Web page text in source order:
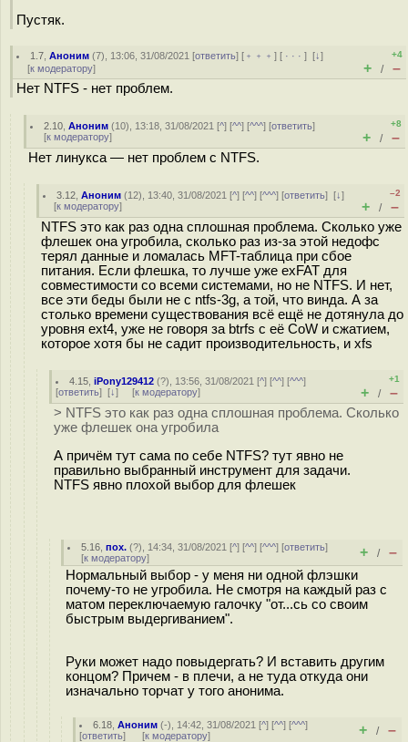
Пустяк.
1.7 ,Аноним (7), 13:06, 31/08/2021 [ответить] [ ﹢﹢﹢] [ · · ·][↓]
[к модератору]
+4
+ / –
Нет NTFS - нет проблем.
2.10 ,Аноним (10), 13:18, 31/08/2021 [^] [^^] [^^^] [ответить]
[к модератору]
+8
+ / –
Нет линукса — нет проблем с NTFS.
3.12 ,Аноним (12), 13:40, 31/08/2021 [^] [^^] [^^^] [ответить][↓]
[к модератору]
–2
+ / –
NTFS это как раз одна сплошная проблема. Сколько уже
флешек она угробила, сколько раз из-за этой недофс
терял данные и ломалась MFT-таблица при сбое
питания. Если флешка, то лучше уже exFAT для
совместимости со всеми системами, но не NTFS. И нет,
все эти беды были не с ntfs-3g, а той, что винда. А за
столько времени существования всё ещё не дотянула до
уровня ext4, уже не говоря за btrfs с её CoW и сжатием,
которое хотя бы не садит производительность, и xfs
4.15 ,iPony129412 (?), 13:56, 31/08/2021 [^] [^^] [^^^]
[ответить] [↓] [к модератору]
+1
+ / –
> NTFS это как раз одна сплошная проблема. Сколько
уже флешек она угробила
А причём тут сама по себе NTFS? тут явно не
правильно выбранный инструмент для задачи.
NTFS явно плохой выбор для флешек
5.16 ,пох. (?), 14:34, 31/08/2021 [^] [^^] [^^^] [ответить]
[к модератору] + / –
Нормальный выбор - у меня ни одной флэшки
почему-то не угробила. Не смотря на каждый раз с
матом переключаемую галочку "от...сь со своим
быстрым выдергиванием".
Руки может надо повыдергать? И вставить другим
концом? Причем - в плечи, а не туда откуда они
изначально торчат у того анонима.
6.18 ,Аноним (-), 14:42, 31/08/2021 [^] [^^] [^^^]
[ответить] [к модератору] + / –